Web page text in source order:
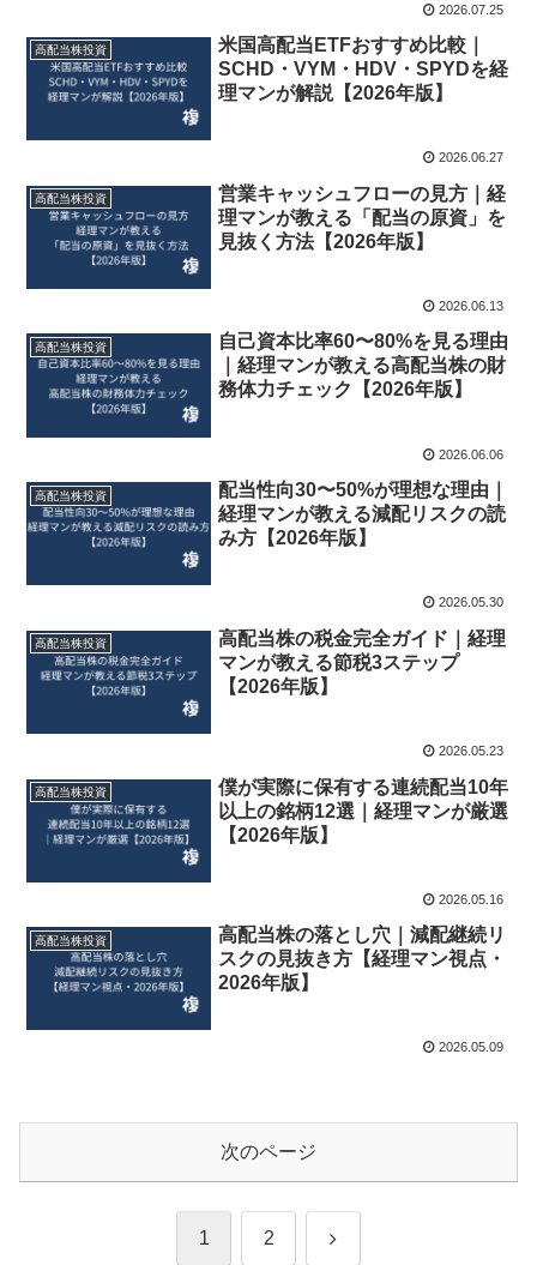
2026.07.25
高配当株投資
米国高配当ETFおすすめ比較｜
SCHD・VYM・HDV・SPYDを経
理マンが解説【2026年版】
2026.06.27
高配当株投資
営業キャッシュフローの見方｜経
理マンが教える「配当の原資」を
見抜く方法【2026年版】
2026.06.13
高配当株投資
自己資本比率60〜80%を見る理由
｜経理マンが教える高配当株の財
務体力チェック【2026年版】
2026.06.06
高配当株投資
配当性向30〜50%が理想な理由｜
経理マンが教える減配リスクの読
み方【2026年版】
2026.05.30
高配当株投資
高配当株の税金完全ガイド｜経理
マンが教える節税3ステップ
【2026年版】
2026.05.23
高配当株投資
僕が実際に保有する連続配当10年
以上の銘柄12選｜経理マンが厳選
【2026年版】
2026.05.16
高配当株投資
高配当株の落とし穴｜減配継続リ
スクの見抜き方【経理マン視点・
2026年版】
2026.05.09
次のページ
1 2 次